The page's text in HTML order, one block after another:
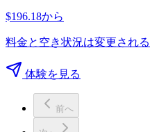
$196.18から
料金と空き状況は変更され
体験を見る
前へ